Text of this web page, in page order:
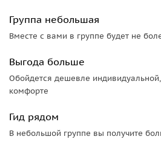
Группа небольшая
Вместе с вами в группе будет не
Выгода больше
Обойдется дешевле
комфорте
Гид рядом
В небольшой группе вы получите